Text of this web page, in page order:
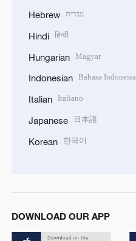
Hebrew עברית
Hindi हिन्दी
Hungarian Magyar
Indonesian Bahasa Indonesia
Italian Italiano
Japanese 日本語
Korean 한국어
DOWNLOAD OUR APP